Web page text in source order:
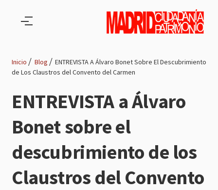
de
navegación
Inicio Blog
ENTREVISTA A Álvaro Bonet Sobre El Descubrimiento
de Los Claustros del Convento del Carmen
ENTREVISTA a Álvaro
Bonet sobre el
descubrimiento de los
Claustros del Convento